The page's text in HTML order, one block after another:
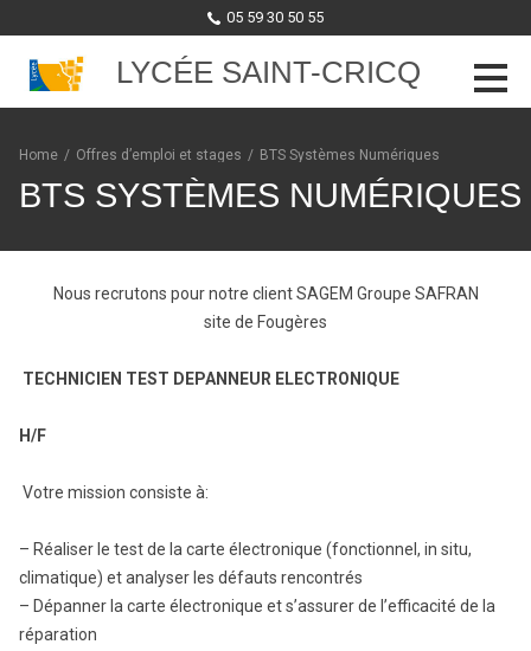
05 59 30 50 55
LYCÉE SAINT-CRICQ
Skip to content
Home / Offres d’emploi et stages / BTS Systèmes Numériques
BTS SYSTÈMES NUMÉRIQUES
Nous recrutons pour notre client SAGEM Groupe SAFRAN
site de Fougères
TECHNICIEN TEST DEPANNEUR ELECTRONIQUE
H/F
Votre mission consiste à:
– Réaliser le test de la carte électronique (fonctionnel, in situ,
climatique) et analyser les défauts rencontrés
– Dépanner la carte électronique et s’assurer de l’efficacité de la
réparation